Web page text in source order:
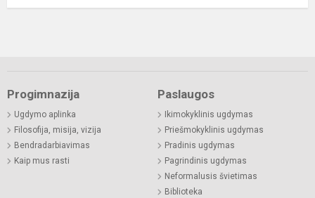
Progimnazija
Ugdymo aplinka
Filosofija, misija, vizija
Bendradarbiavimas
Kaip mus rasti
Paslaugos
Ikimokyklinis ugdymas
Priešmokyklinis ugdymas
Pradinis ugdymas
Pagrindinis ugdymas
Neformalusis švietimas
Biblioteka